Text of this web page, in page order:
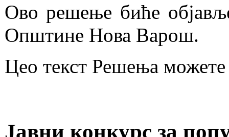
Ово решење биће
Општине Нова Варош.
Цео текст Решења
Јавни конкурс за